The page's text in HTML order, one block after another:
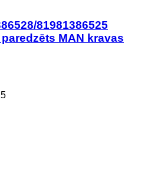
81981386525
MAN kravas